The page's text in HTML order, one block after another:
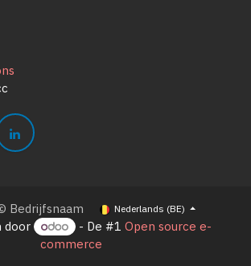
Bedrijfsnaam Nederlands (BE)
door - De #1 Open source e-
commerce